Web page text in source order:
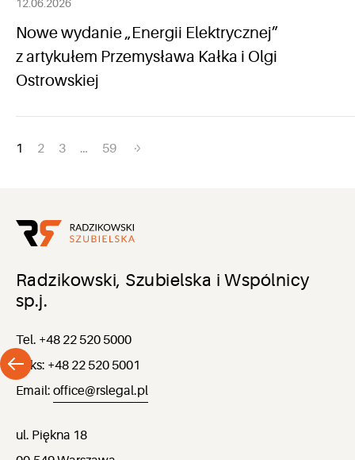
12.06.2026
Nowe wydanie „Energii Elektrycznej”
z artykułem Przemysława Kałka i Olgi
Ostrowskiej
Nawigacja
1 2 3 … 59
Radzikowski, Szubielska i Wspólnicy
sp.j.
Tel. +48 22 520 5000
Faks: +48 22 520 5001
Email: office@rslegal.pl
ul. Piękna 18